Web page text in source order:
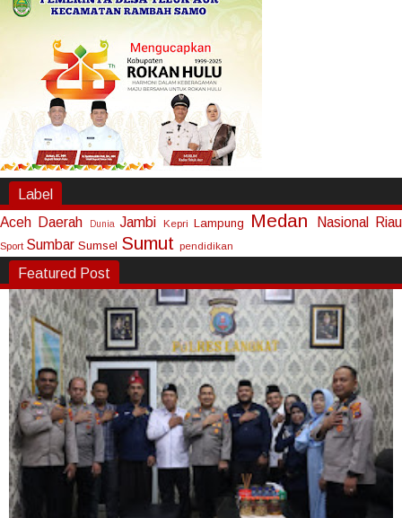
Label
Aceh Daerah Dunia Jambi Kepri Lampung Medan Nasional Riau
Sport Sumbar Sumsel Sumut pendidikan
Featured Post